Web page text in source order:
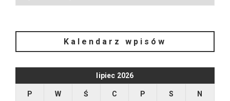
Kalendarz wpisów
lipiec 2026
P W Ś C P S N